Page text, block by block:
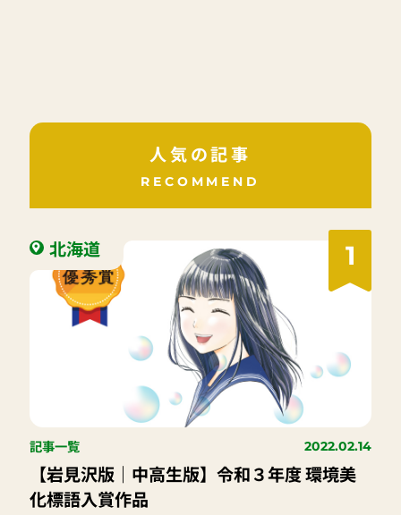
人気の記事
RECOMMEND
1
北海道
記事一覧 2022.02.14
【岩見沢版｜中高生版】令和３年度 環境美
化標語入賞作品